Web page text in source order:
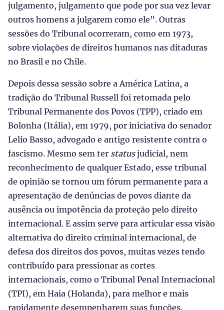
julgamento, julgamento que pode por sua vez levar
outros homens a julgarem como ele”. Outras
sessões do Tribunal ocorreram, como em 1973,
sobre violações de direitos humanos nas ditaduras
no Brasil e no Chile.
Depois dessa sessão sobre a América Latina, a
tradição do Tribunal Russell foi retomada pelo
Tribunal Permanente dos Povos (TPP), criado em
Bolonha (Itália), em 1979, por iniciativa do senador
Lelio Basso, advogado e antigo resistente contra o
fascismo. Mesmo sem ter statusjudicial, nem
reconhecimento de qualquer Estado, esse tribunal
de opinião se tornou um fórum permanente para a
apresentação de denúncias de povos diante da
ausência ou impotência da proteção pelo direito
internacional. E assim serve para articular essa visão
alternativa do direito criminal internacional, de
defesa dos direitos dos povos, muitas vezes tendo
contribuído para pressionar as cortes
internacionais, como o Tribunal Penal Internacional
(TPI), em Haia (Holanda), para melhor e mais
rapidamente desempenharem suas funções.